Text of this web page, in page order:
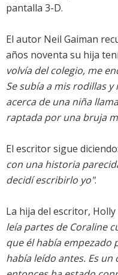
pantalla 3-D.
El autor Neil Gaiman
años noventa su hija
volvía del colegio, me
Se subía a mis rodillas
acerca de una niña
raptada por una bruja
El escritor sigue diciendo:
con una historia
decidí escribirlo yo".
La hija del escritor,
leía partes de Coraline
que él había empezado
había leído antes. Es